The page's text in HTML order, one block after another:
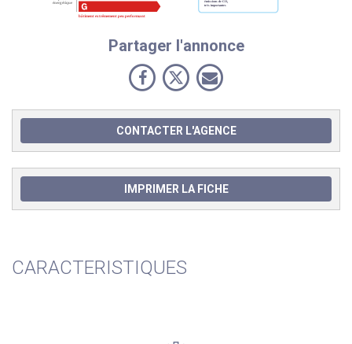
Partager l'annonce
CONTACTER L'AGENCE
IMPRIMER LA FICHE
CARACTERISTIQUES